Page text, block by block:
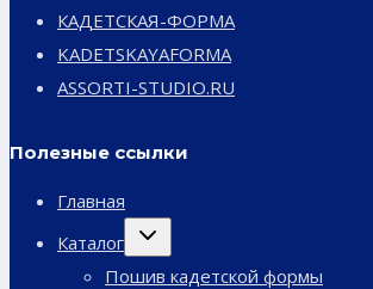
КАДЕТСКАЯ-ФОРМА
KADETSKAYAFORMA
ASSORTI-STUDIO.RU
Полезные ссылки
Главная
Каталог
Переключить
дочернее
Пошив кадетской формы